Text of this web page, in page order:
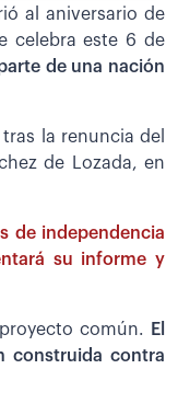
al aniversario de
celebra este 6 de
de una nación
la renuncia del
de Lozada, en
de independencia
su informe y
común.
El
construida contra